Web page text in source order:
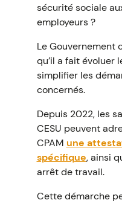
sécurité sociale
employeurs ?
Le Gouvernement
qu’il a fait évoluer
simplifier les
concernés.
Depuis 2022, les
CESU peuvent
CPAM une
spécifique, ainsi
arrêt de travail.
Cette démarche